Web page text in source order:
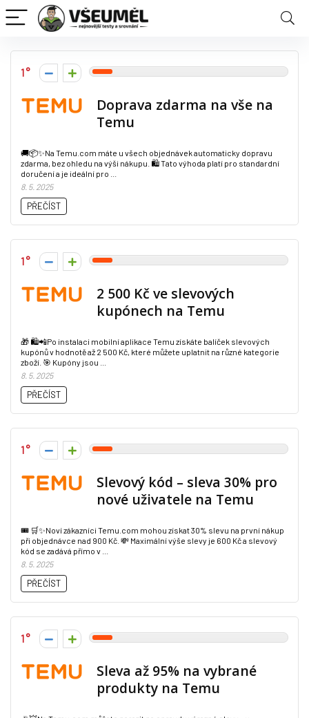
1
Doprava zdarma na vše na
Temu
🚚📦✨Na Temu.com máte u všech objednávek automaticky dopravu
zdarma, bez ohledu na výši nákupu. 🛍️ Tato výhoda platí pro standardní
doručení a je ideální pro ...
8. 5. 2025
PŘEČÍST
1
2 500 Kč ve slevových
kupónech na Temu
🎁 🛍️📲Po instalaci mobilní aplikace Temu získáte balíček slevových
kupónů v hodnotě až 2 500 Kč, které můžete uplatnit na různé kategorie
zboží. 🎯 Kupóny jsou ...
8. 5. 2025
PŘEČÍST
1
Slevový kód – sleva 30% pro
nové uživatele na Temu
🎟️ 🛒✨Noví zákazníci Temu.com mohou získat 30% slevu na první nákup
při objednávce nad 900 Kč. 💸 Maximální výše slevy je 600 Kč a slevový
kód se zadává přímo v ...
8. 5. 2025
PŘEČÍST
1
Sleva až 95% na vybrané
produkty na Temu